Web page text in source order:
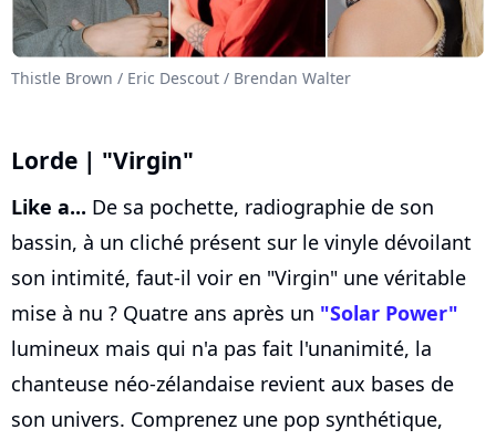
Thistle Brown / Eric Descout / Brendan Walter
Lorde | "Virgin"
Like a... De sa pochette, radiographie de son
bassin, à un cliché présent sur le vinyle dévoilant
son intimité, faut-il voir en "Virgin" une véritable
mise à nu ? Quatre ans après un "Solar Power"
lumineux mais qui n'a pas fait l'unanimité, la
chanteuse néo-zélandaise revient aux bases de
son univers. Comprenez une pop synthétique,